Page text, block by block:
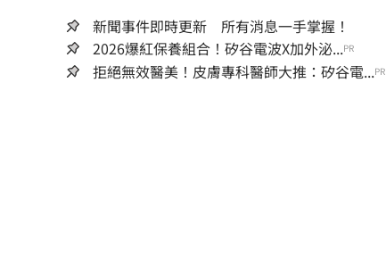
新聞事件即時更新 所有消息一手掌握！
2026爆紅保養組合！矽谷電波X加外泌...PR
拒絕無效醫美！皮膚專科醫師大推：矽谷電...PR